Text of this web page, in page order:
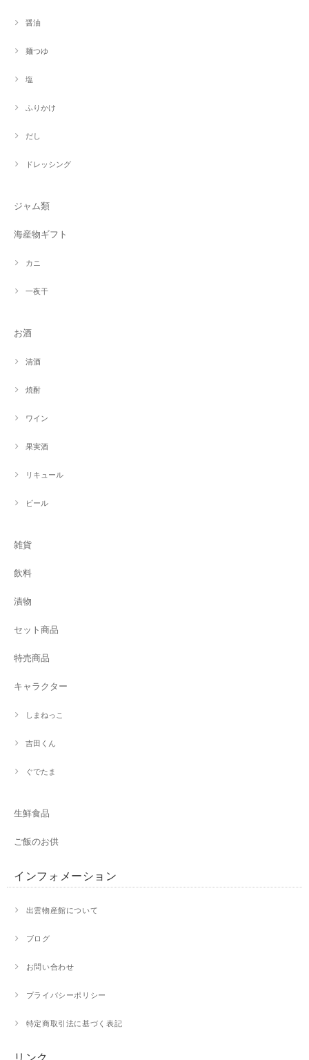
醤油
麺つゆ
塩
ふりかけ
だし
ドレッシング
ジャム類
海産物ギフト
カニ
一夜干
お酒
清酒
焼酎
ワイン
果実酒
リキュール
ビール
雑貨
飲料
漬物
セット商品
特売商品
キャラクター
しまねっこ
吉田くん
ぐでたま
生鮮食品
ご飯のお供
インフォメーション
出雲物産館について
ブログ
お問い合わせ
プライバシーポリシー
特定商取引法に基づく表記